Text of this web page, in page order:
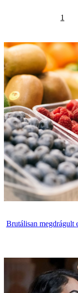
1
Brutálisan megdrágult